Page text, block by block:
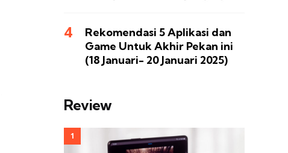
Rekomendasi 5 Aplikasi dan
Game Untuk Akhir Pekan ini
(18 Januari- 20 Januari 2025)
Review